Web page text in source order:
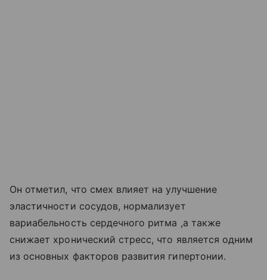
Он отметил, что смех влияет на улучшение
эластичности сосудов, нормализует
вариабельность сердечного ритма ,а также
снижает хронический стресс, что является одним
из основных факторов развития гипертонии.